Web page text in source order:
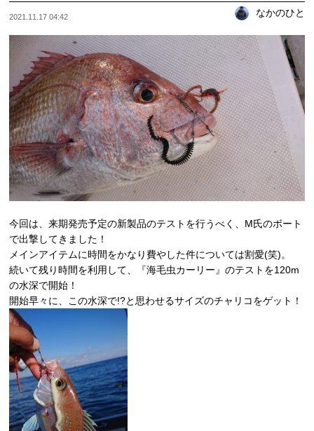
2021.11.17 04:42 なかのひと
今回は、来期発売予定の新製品のテストを行うべく、M氏のボート
で出撃してきました！
メインアイテムに時間をかなり費やした件については割愛(笑)。
続いて残り時間を利用して、『海毛虫カーリー』のテストを120m
の水深で開始！
開始早々に、この水深で!?と思わせるサイズのチャリコをゲット！